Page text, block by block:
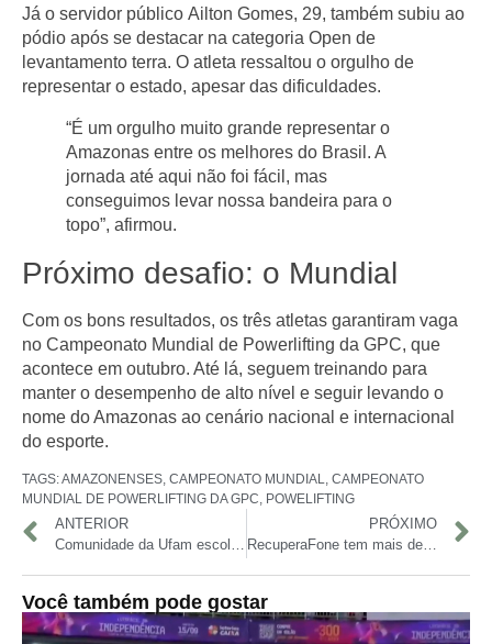
Já o servidor público Ailton Gomes, 29, também subiu ao
pódio após se destacar na categoria Open de
levantamento terra. O atleta ressaltou o orgulho de
representar o estado, apesar das dificuldades.
“É um orgulho muito grande representar o
Amazonas entre os melhores do Brasil. A
jornada até aqui não foi fácil, mas
conseguimos levar nossa bandeira para o
topo”, afirmou.
Próximo desafio: o Mundial
Com os bons resultados, os três atletas garantiram vaga
no Campeonato Mundial de Powerlifting da GPC, que
acontece em outubro. Até lá, seguem treinando para
manter o desempenho de alto nível e seguir levando o
nome do Amazonas ao cenário nacional e internacional
do esporte.
TAGS:AMAZONENSES, CAMPEONATO MUNDIAL, CAMPEONATO
MUNDIAL DE POWERLIFTING DA GPC, POWELIFTING
ANTERIOR
PRÓXIMO
RecuperaFone tem mais de 400 celulares prontos para devolução aos donos
Você também pode gostar